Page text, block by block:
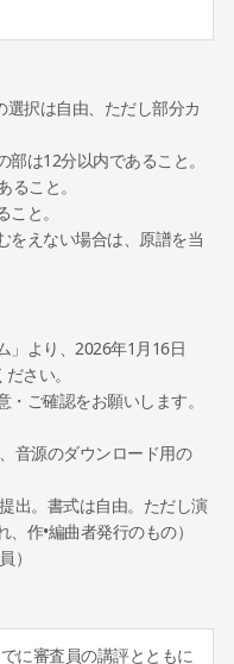
選択は自由、ただし部分カ
は12分以内であること。
ること。
と。
をえない場合は、原譜を当
」より、2026年1月16日
さい。
ご確認をお願いします。
音源のダウンロード用の
出。書式は自由。ただし演
作•編曲者発行のもの）
）
に審査員の講評とともに